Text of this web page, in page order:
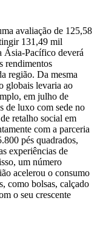
avaliação de 125,58
131,49 mil
Ásia-Pacífico deverá
rendimentos
região. Da mesma
globais levaria ao
em julho de
de luxo com sede no
retalho social em
com a parceria
pés quadrados,
experiências de
um número
acelerou o consumo
como bolsas, calçado
o seu crescente